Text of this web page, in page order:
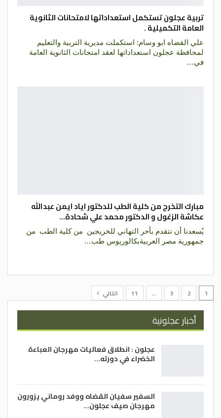
تربية عجلون تستكمل استعداداتها لامتحانات الثانوية
العامة التكميلية .
علي القضاه ابو وسام: استكملت مديرية التربية والتعليم
لمحافظة عجلون استعداداتها لعقد امتحانات الثانوية العامة
في…
مبارك التخرج من كلية الطب للدكتور اياد ايمن عبدالله
عكاشة الزغول و الدكتور محمد علي شحادة…
يُسعدنا أن نتقدم بأحر التهاني للخريجين من كلية الطب من
جمهورية مصر العربيةبكالوريوس طب…
1
2
3
…
11 التالي
أخبار عجلونية
عجلون : انطلاق فعاليات مهرجان العباءة
الخضراء في دورته…
السفير سفيان القضاه ووفد روماني يزورون
مهرجان صيف عجلون…